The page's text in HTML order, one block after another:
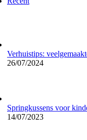
Verhuistips:
26/07/2024
Springkussens voor
14/07/2023